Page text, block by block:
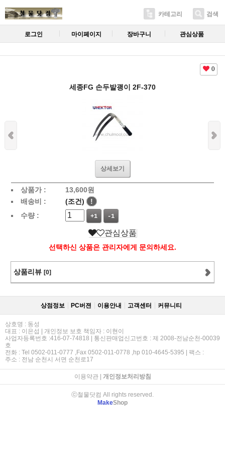
카테고리 검색
로그인 마이페이지 장바구니 관심상품
0
세종FG 손두발괭이 2F-370
상세보기
상품가 : 13,600원
배송비 :
(조건)
!
수량 :
+1 -1
관심상품
선택하신 상품은 관리자에게 문의하세요.
상품리뷰 [0]
상점정보 PC버젼 이용안내 고객센터 커뮤니티
상호명 : 동성
대표 : 이은섭 | 개인정보 보호 책임자 : 이현이
사업자등록번호 :416-07-74818 | 통신판매업신고번호 : 제 2008-전남순천-00039
호
전화 : Tel 0502-011-0777 ,Fax 0502-011-0778 ,hp 010-4645-5395 | 팩스 :
주소 : 전남 순천시 서면 순천로17
이용약관| 개인정보처리방침
ⓒ철물닷컴 All rights reserved.
MakeShop